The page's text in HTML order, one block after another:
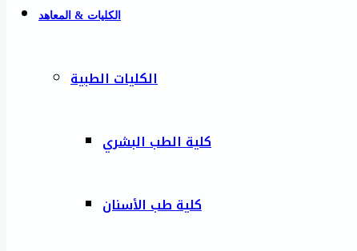
الكليات & المعاهد
الكليات الطبية
كلية الطب البشري
كلية طب الأسنان